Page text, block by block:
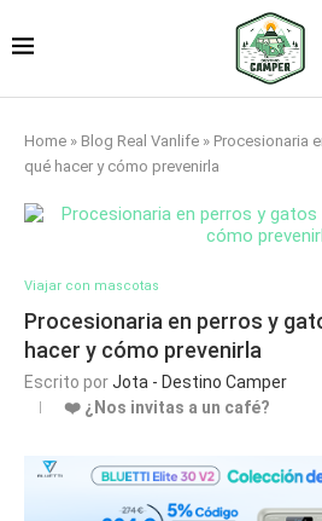
Home » Blog Real Vanlife » Procesionaria
qué hacer y cómo prevenirla
Viajar con mascotas
Procesionaria en perros y
hacer y cómo prevenirla
Escrito porJota - Destino Camper
❤️ ¿Nos invitas a un café?